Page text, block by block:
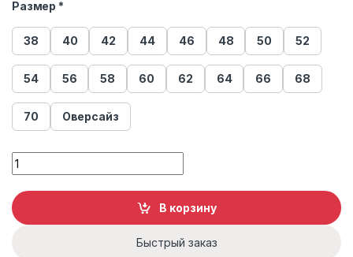
Размер *
38 40 42 44 46 48 50 52
54 56 58 60 62 64 66 68
70 Оверсайз
Меховые тапочки quantity
В корзину
Быстрый заказ